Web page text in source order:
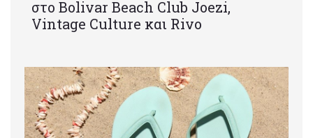
στο Bolivar Beach Club Joezi,
Vintage Culture και Rivo